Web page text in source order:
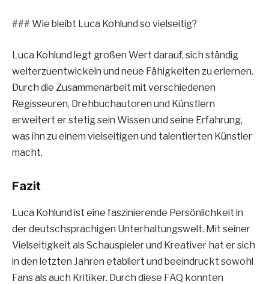
### Wie bleibt Luca Kohlund so vielseitig?
Luca Kohlund legt großen Wert darauf, sich ständig
weiterzuentwickeln und neue Fähigkeiten zu erlernen.
Durch die Zusammenarbeit mit verschiedenen
Regisseuren, Drehbuchautoren und Künstlern
erweitert er stetig sein Wissen und seine Erfahrung,
was ihn zu einem vielseitigen und talentierten Künstler
macht.
Fazit
Luca Kohlund ist eine faszinierende Persönlichkeit in
der deutschsprachigen Unterhaltungswelt. Mit seiner
Vielseitigkeit als Schauspieler und Kreativer hat er sich
in den letzten Jahren etabliert und beeindruckt sowohl
Fans als auch Kritiker. Durch diese FAQ konnten